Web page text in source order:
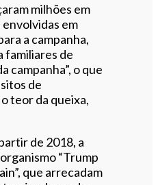
milhões em
em
a campanha,
familiares de
campanha”, o que
de
teor da queixa,
de 2018, a
“Trump
que arrecadam